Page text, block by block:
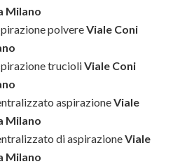
Milano
polvereViale Coni
trucioliViale Coni
aspirazioneViale
Milano
di aspirazioneViale
Milano